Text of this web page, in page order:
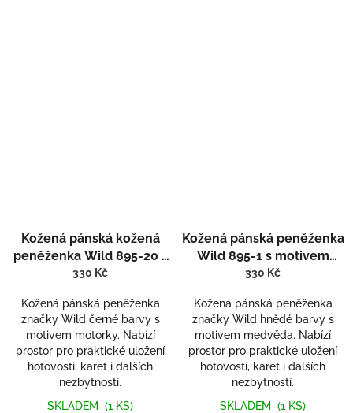
Kožená pánská kožená
peněženka Wild 895-20 s
motivem motorky
330 Kč
Kožená pánská peněženka
značky Wild černé barvy s
motivem motorky. Nabízí
prostor pro praktické uložení
hotovosti, karet i dalších
nezbytností.
SKLADEM (1 KS)
Kožená pánská peněženka
Wild 895-1 s motivem
medvěda
330 Kč
Kožená pánská peněženka
značky Wild hnědé barvy s
motivem medvěda. Nabízí
prostor pro praktické uložení
hotovosti, karet i dalších
nezbytností.
SKLADEM (1 KS)